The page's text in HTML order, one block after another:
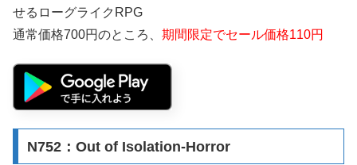
せるローグライクRPG
通常価格700円のところ、 期間限定でセール価格110円
N752：Out of Isolation-Horror